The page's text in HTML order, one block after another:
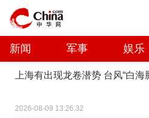
新闻 军事 娱乐
上海有出现龙卷潜势 台风“白海
2026-08-09 13:26:32